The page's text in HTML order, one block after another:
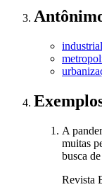
A
muitas
busca
Revista